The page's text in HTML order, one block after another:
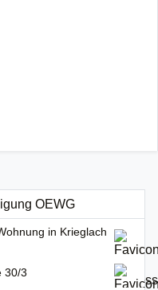
OEWG
in Krieglach
30/3